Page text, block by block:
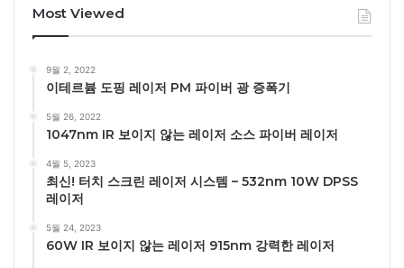
Most Viewed
9월 2, 2022
이테르븀 도핑 레이저 PM 파이버 광 증폭기
5월 26, 2022
1047nm IR 보이지 않는 레이저 소스 파이버 레이저
4월 5, 2023
최신! 터치 스크린 레이저 시스템 – 532nm 10W DPSS
레이저
5월 24, 2023
60W IR 보이지 않는 레이저 915nm 강력한 레이저